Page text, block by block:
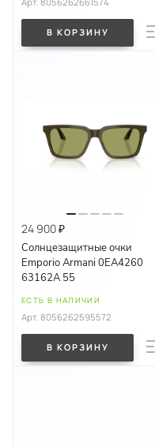
В КОРЗИНУ
24 900 ₽
Солнцезащитные очки
Emporio Armani 0EA4260
63162A 55
ЕСТЬ В НАЛИЧИИ
Арт. 8056262595572
В КОРЗИНУ